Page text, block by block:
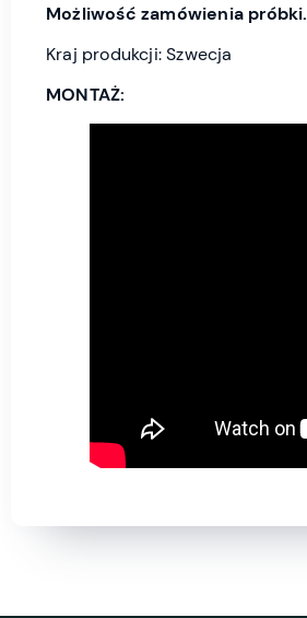
Możliwość zamówienia próbki.
Kraj produkcji: Szwecja
MONTAŻ: